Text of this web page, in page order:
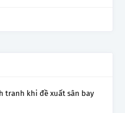
tranh khi đề xuất sân bay